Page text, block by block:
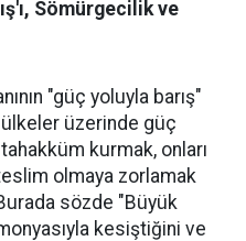
Sömürgecilik ve
"güç yoluyla barış"
üzerinde güç
kurmak, onları
olmaya zorlamak
sözde "Büyük
kesiştiğini ve